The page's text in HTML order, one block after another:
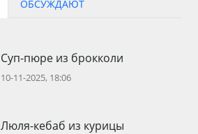
ОБСУЖДАЮТ
Суп-пюре из брокколи
10-11-2025, 18:06
Люля-кебаб из курицы